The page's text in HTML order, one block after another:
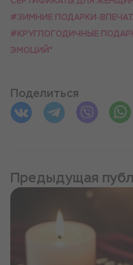
#ЗИМНИЕ ПОДАРКИ-
#КРУГЛОГОДИЧНЫЕ
ЭМОЦИЙ"
Поделиться
Предыдущая